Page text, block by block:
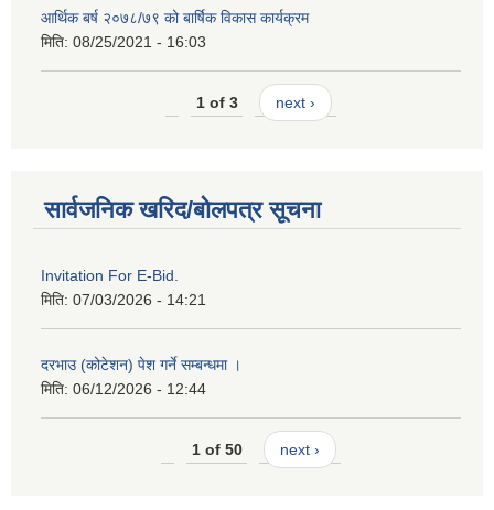
आर्थिक बर्ष २०७८/७९ को बार्षिक विकास कार्यक्रम
मिति: 08/25/2021 - 16:03
1 of 3 next ›
सार्वजनिक खरिद/बोलपत्र सूचना
Invitation For E-Bid.
मिति: 07/03/2026 - 14:21
दरभाउ (कोटेशन) पेश गर्ने सम्बन्धमा ।
मिति: 06/12/2026 - 12:44
1 of 50 next ›